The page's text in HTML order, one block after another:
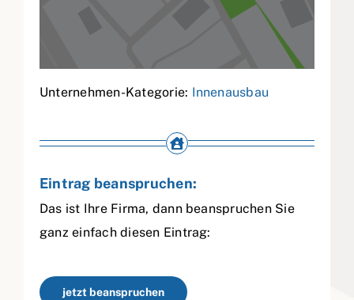
Unternehmen-Kategorie: Innenausbau
Eintrag beanspruchen:
Das ist Ihre Firma, dann beanspruchen Sie
ganz einfach diesen Eintrag:
jetzt beanspruchen